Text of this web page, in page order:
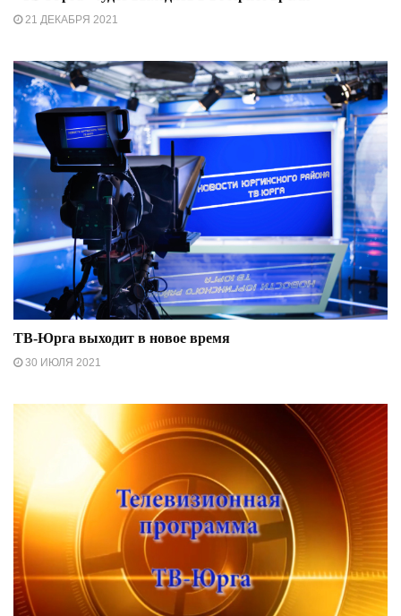
21 ДЕКАБРЯ 2021
ТВ-Юрга выходит в новое время
30 ИЮЛЯ 2021